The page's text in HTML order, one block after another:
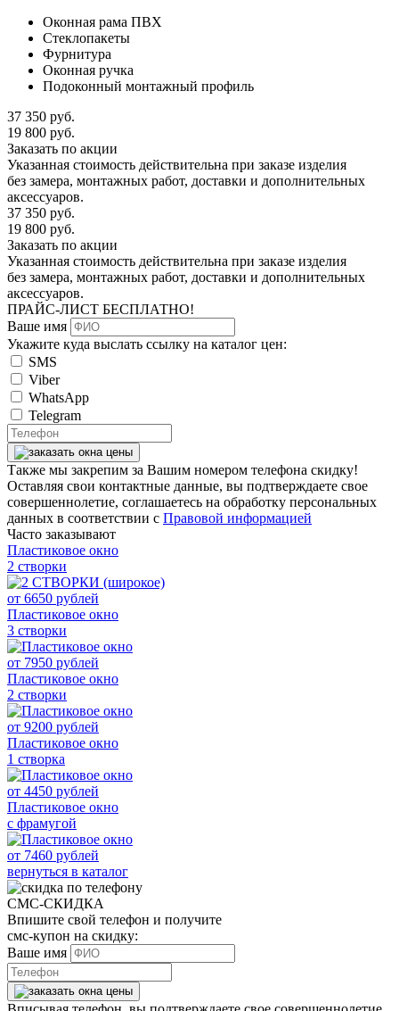
Оконная рама ПВХ
Стеклопакеты
Фурнитура
Оконная ручка
Подоконный монтажный профиль
37 350 руб.
19 800 руб.
Заказать по акции
Указанная стоимость действительна при заказе изделия
без замера, монтажных работ, доставки и дополнительных
аксессуаров.
37 350 руб.
19 800 руб.
Заказать по акции
Указанная стоимость действительна при заказе изделия
без замера, монтажных работ, доставки и дополнительных
аксессуаров.
ПРАЙС-ЛИСТ БЕСПЛАТНО!
Ваше имя
Укажите куда выслать ссылку на каталог цен:
SMS
Viber
WhatsApp
Telegram
Также мы закрепим за Вашим номером телефона скидку!
Оставляя свои контактные данные, вы подтверждаете свое
совершеннолетие, соглашаетесь на обработку персональных
данных в соответствии с Правовой информацией
Часто заказывают
Пластиковое окно
2 створки
от 6650 рублей
Пластиковое окно
3 створки
от 7950 рублей
Пластиковое окно
2 створки
от 9200 рублей
Пластиковое окно
1 створка
от 4450 рублей
Пластиковое окно
с фрамугой
от 7460 рублей
вернуться в каталог
СМС-СКИДКА
Впишите свой телефон и получите
смс-купон на скидку:
Ваше имя